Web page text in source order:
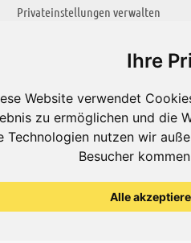
Ihre
Website verwendet
zu ermöglichen und die
Technologien nutzen wir
Besucher
Alle
Privateinstellungen verwalten
Jobs
Impressum
Datenschutzerklärung